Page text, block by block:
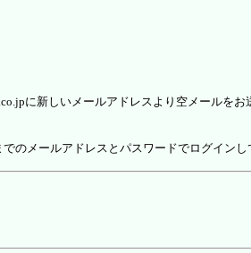
に新しいメールアドレスより空メールをお
のメールアドレスとパスワードでログインし